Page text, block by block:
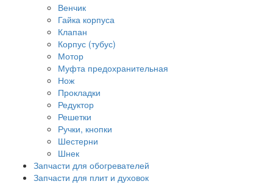
Венчик
Гайка корпуса
Клапан
Корпус (тубус)
Мотор
Муфта предохранительная
Нож
Прокладки
Редуктор
Решетки
Ручки, кнопки
Шестерни
Шнек
Запчасти для обогревателей
Запчасти для плит и духовок